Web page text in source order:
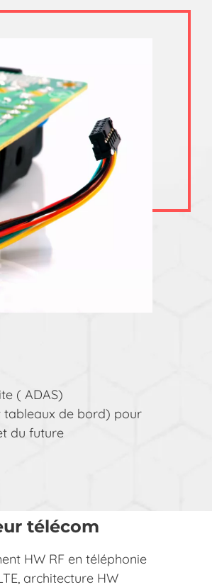
( ADAS)
tableaux de bord) pour
du future
télécom
HW RF en téléphonie
architecture HW